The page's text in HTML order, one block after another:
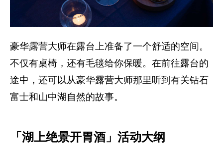
豪华露营大师在露台上准备了一个舒适的空间。
不仅有桌椅，还有毛毯给你保暖。在前往露台的
途中，还可以从豪华露营大师那里听到有关钻石
富士和山中湖自然的故事。
「湖上绝景开胃酒」活动大纲